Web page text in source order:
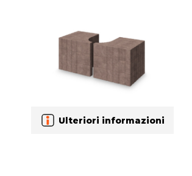
Ulteriori informazioni